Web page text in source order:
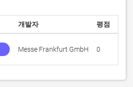
개발자 평점
Messe Frankfurt GmbH 0